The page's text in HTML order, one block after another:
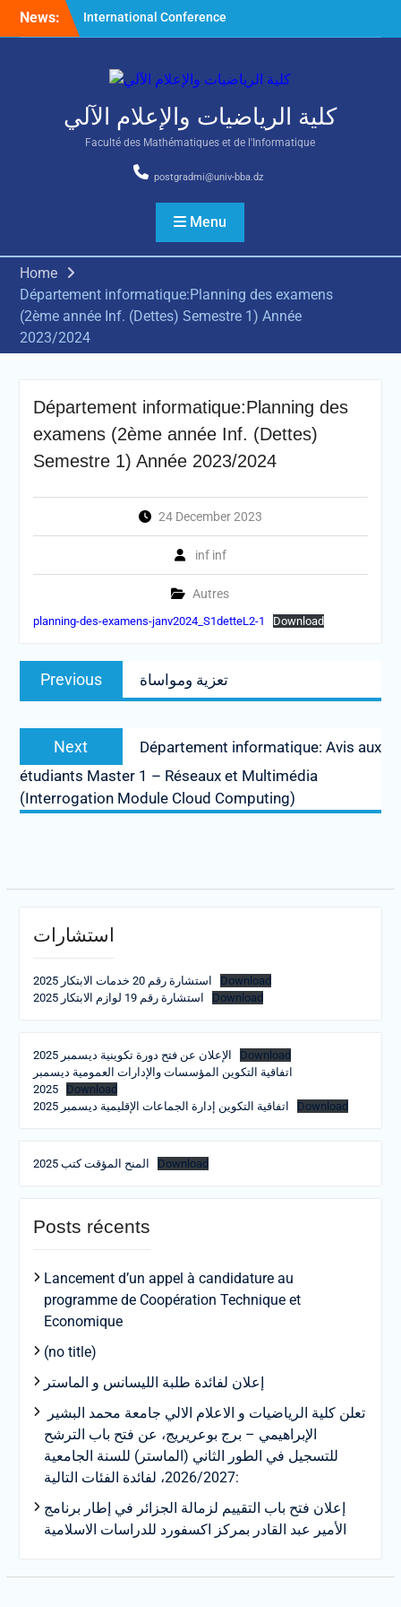
SkipNews:
International Conference
on Nonlinear Mathematical
كلية الرياضيات والإعلام الآلي
Faculté des Mathématiques et de l'Informatique
postgradmi@univ-bba.dz
Menu
Home
Département informatique:Planning des examens
(2ème année Inf. (Dettes) Semestre 1) Année
2023/2024
Département informatique:Planning des
examens (2ème année Inf. (Dettes)
Semestre 1) Année 2023/2024
24 December 2023
inf inf
Autres
planning-des-examens-janv2024_S1detteL2-1 Download
Post
navigation
Previous
Previous
post:
تعزية ومواساة
Next
Next
post:
Département informatique: Avis aux
étudiants Master 1 – Réseaux et Multimédia
(Interrogation Module Cloud Computing)
استشارات
استشارة رقم 20 خدمات الابتكار 2025
Download
استشارة رقم 19 لوازم الابتكار 2025
Download
الإعلان عن فتح دورة تكوينية ديسمبر 2025
Download
اتفاقية التكوين المؤسسات والإدارات العمومية ديسمبر
2025
Download
اتفاقية التكوين إدارة الجماعات الإقليمية ديسمبر 2025
Download
المنح المؤقت كتب 2025 Download
Posts récents
Lancement d’un appel à candidature au
programme de Coopération Technique et
Economique
(no title)
إعلان لفائدة طلبة الليسانس و الماستر
الإبراهيمي – برج بوعريريج، عن فتح باب الترشح
للتسجيل في الطور الثاني (الماستر) للسنة الجامعية
2026/2027، لفائدة الفئات التالية:
إعلان فتح باب التقييم لزمالة الجزائر في إطار برنامج
الأمير عبد القادر بمركز اكسفورد للدراسات الاسلامية